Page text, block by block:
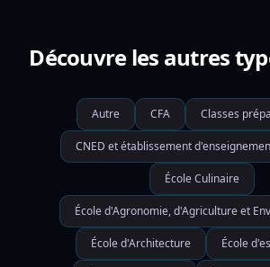
Découvre les autres
Autre CFA Classes
CNED et établissement
École Culinaire
École d'Agronomie, d'Agriculture et
École d'Architecture École